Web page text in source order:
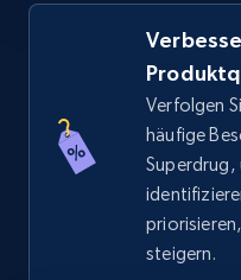
TikTok Shop -
by keywords search
URL, Title, Available,
price, Final price,
668+
Verfolgen
häufige
steigern.